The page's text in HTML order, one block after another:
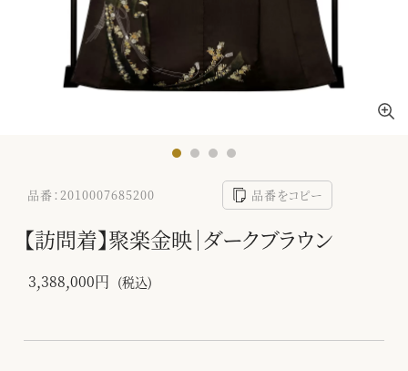
品番：2010007685200 品番をコピー
【訪問着】聚楽金映｜ダークブラウン
3,388,000円 (税込)